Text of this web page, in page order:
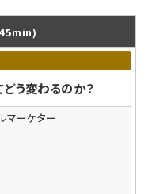
どう変わるのか？
マーケター